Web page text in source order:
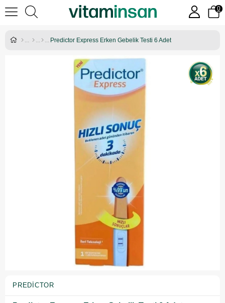
0
Predictor Express Erken Gebelik Testi 6 Adet
PREDICTOR